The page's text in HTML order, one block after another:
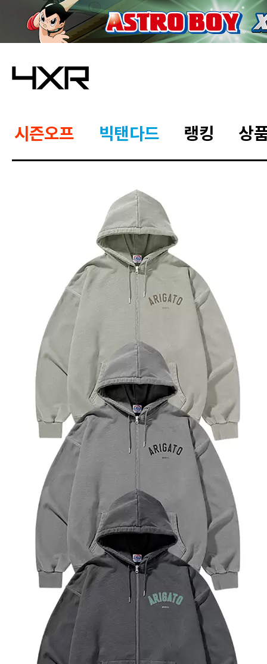
시즌오프 빅탠다드 랭킹 상